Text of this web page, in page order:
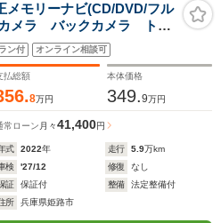
モリーナビ(CD/DVD/フル
メラ バックカメラ トヨ
LTA PCS BSM
インETC
ン付 オンライン相談可
払総額
8万円
本体価格
349.9万円
常ローン 月々41,400円
式 2022年 走行 5.9万km
検
'27/12 修復
なし
証
保証付 整備
法定整備付
所
兵庫県姫路市